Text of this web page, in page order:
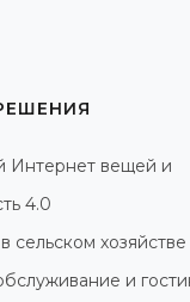
вещей и
4.0
сельском
и